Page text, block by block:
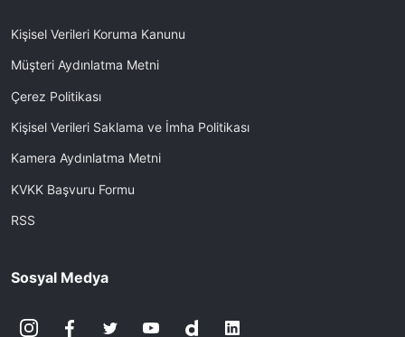
Kişisel Verileri Koruma Kanunu
Müşteri Aydınlatma Metni
Çerez Politikası
Kişisel Verileri Saklama ve İmha Politikası
Kamera Aydınlatma Metni
KVKK Başvuru Formu
RSS
Sosyal Medya